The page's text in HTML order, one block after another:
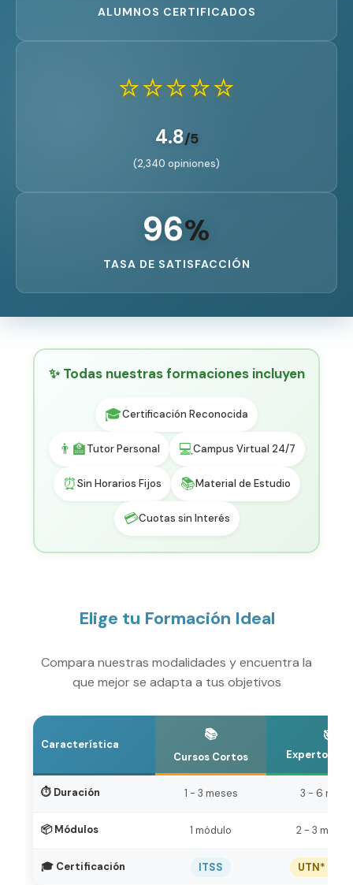
ALUMNOS CERTIFICADOS
⭐⭐⭐⭐⭐
4.8/5
(2,340 opiniones)
96%
TASA DE SATISFACCIÓN
✨ Todas nuestras formaciones incluyen
🎓Certificación Reconocida
👨‍🏫Tutor Personal 💻Campus Virtual 24/7
⏰Sin Horarios Fijos 📚Material de Estudio
💳Cuotas sin Interés
Elige tu Formación Ideal
Compara nuestras modalidades y encuentra la
que mejor se adapta a tus objetivos
Característica
📚
Cursos Cortos
🎯
Expertos
⏱️ Duración 1 - 3 meses 3 - 6
📦 Módulos 1 módulo 2 - 3
🎓 Certificación ITSS UTN* /